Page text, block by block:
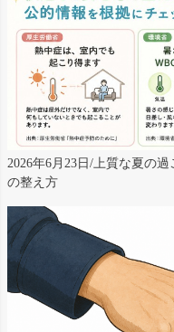
2026年6月23日/上質な夏の
の整え方